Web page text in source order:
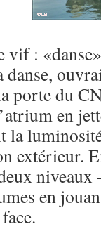
:
porte du
en
la
extérieur.
niveaux
en